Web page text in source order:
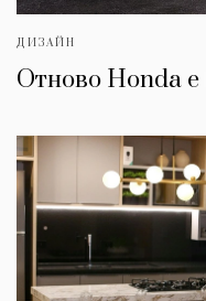
ДИЗАЙН
Отново Honda